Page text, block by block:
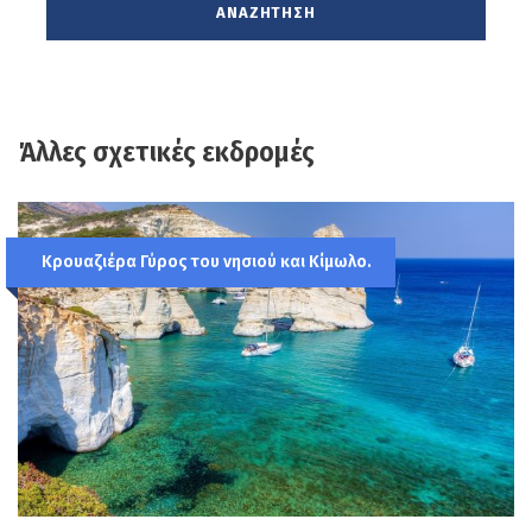
της οχυρωματικής αρχιτεκτονικής.
ξακουστή παραλία του Μύρτου με τα
ξενοδοχείο μας. Διανυκτέρευση.
Ημέρα 4η
ΔΕΥΤΕΡΑ 13/7: ΗΜΕΡΗΣΙΑ
ΕΚΔΡΟΜΗ ΣΤΗΝ ΙΘΑΚΗ (προαιρετικά)
Ελεύθερη ημέρα ή προαιρετική Ημερήσια
εκδρομή(έξοδα ατομικά) στη γειτονική
Ιθάκη, πατρίδα του Ομηρικού Οδυσσέα.
Πρωινό στο ξενοδοχείο, και αναχώρηση
Άλλες σχετικές εκδρομές
Κρουαζιέρα Γύρος του νησιού και Κίμωλο.